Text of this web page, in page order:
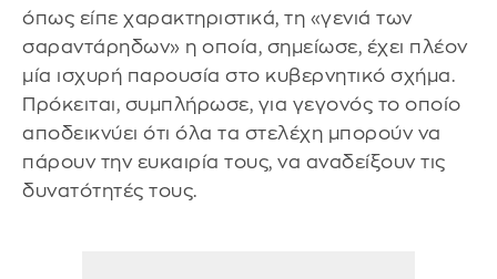
όπως είπε χαρακτηριστικά, τη «γενιά των
σαραντάρηδων» η οποία, σημείωσε, έχει πλέον
μία ισχυρή παρουσία στο κυβερνητικό σχήμα.
Πρόκειται, συμπλήρωσε, για γεγονός το οποίο
αποδεικνύει ότι όλα τα στελέχη μπορούν να
πάρουν την ευκαιρία τους, να αναδείξουν τις
δυνατότητές τους.